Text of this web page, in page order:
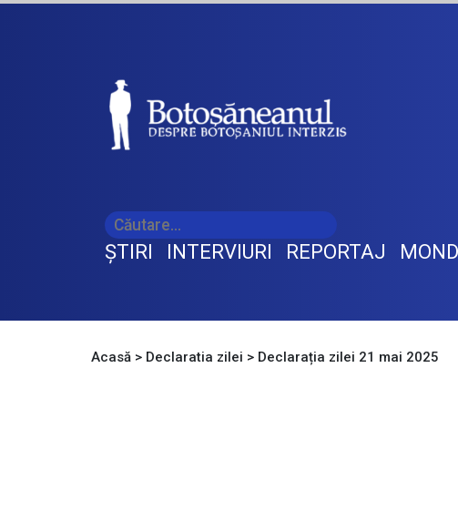
ŞTIRI INTERVIURI REPORTAJ
Acasă > Declaratia zilei > Declarația zilei 21 mai 2025